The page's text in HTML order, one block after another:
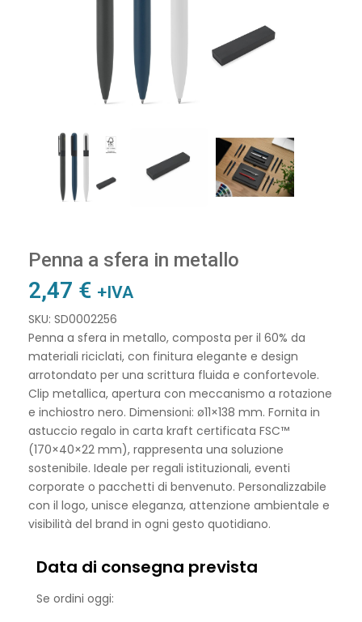
Penna a sfera in metallo
2,47 € +IVA
SKU: SD0002256
Penna a sfera in metallo, composta per il 60% da
materiali riciclati, con finitura elegante e design
arrotondato per una scrittura fluida e confortevole.
Clip metallica, apertura con meccanismo a rotazione
e inchiostro nero. Dimensioni: ø11×138 mm. Fornita in
astuccio regalo in carta kraft certificata FSC™
(170×40×22 mm), rappresenta una soluzione
sostenibile. Ideale per regali istituzionali, eventi
corporate o pacchetti di benvenuto. Personalizzabile
con il logo, unisce eleganza, attenzione ambientale e
visibilità del brand in ogni gesto quotidiano.
Data di consegna prevista
Se ordini oggi: